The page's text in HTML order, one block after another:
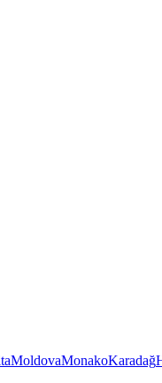
MoldovaMonakoKaradağ